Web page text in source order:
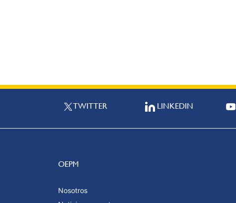
TWITTER LINKEDIN
OEPM
Nosotros